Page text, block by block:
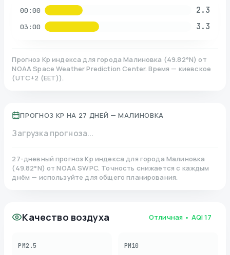
00:00 2.3
03:00 3.3
Прогноз Kp индекса для города Малиновка (49.82°N)от
NOAA Space Weather Prediction Center. Время — киевское
(UTC+2 (EET)).
ПРОГНОЗ KP НА 27 ДНЕЙ — МАЛИНОВКА
Загрузка прогноза...
27-дневный прогноз Kp индекса для города Малиновка
(49.82°N)от NOAA SWPC. Точность снижается с каждым
днём — используйте для общего планирования.
Качество воздуха Отличная • AQI17
PM2.5 PM10